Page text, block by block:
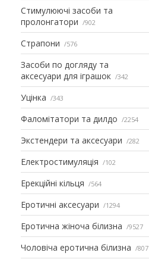
Стимулюючі засоби та
пролонгатори
902
Страпони 576
Засоби по догляду та
аксесуари для іграшок
342
Уцінка 343
Фаломітатори та дилдо 2254
Экстендери та аксесуари 282
Електростимуляція 102
Ерекційні кільця 564
Еротичні аксесуари 1294
Еротична жіноча білизна 9527
Чоловіча еротична білизна 807